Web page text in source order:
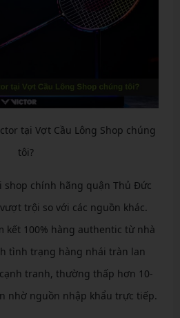
tại Vợt Cầu Lông Shop chúng
tôi?
shop chính hãng quận Thủ Đức
trội so với các nguồn khác.
kết 100% hàng authentic từ nhà
tình trạng hàng nhái tràn lan
tranh, thường thấp hơn 10-
nhờ nguồn nhập khẩu trực tiếp.